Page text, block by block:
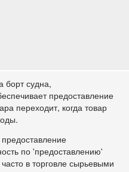
борт судна,
предоставление
переходит, когда товар
по 'предоставлению'
в торговле сырьевыми